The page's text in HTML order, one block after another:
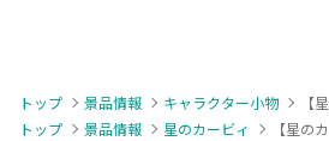
トップ 景品情報 キャラクター小物
トップ
景品情報 星のカービィ